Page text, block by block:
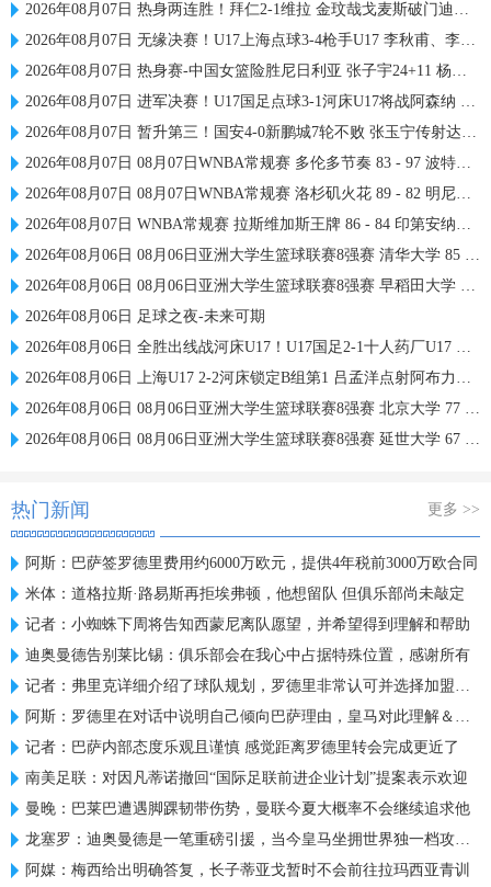
2026年08月07日 热身两连胜！拜仁2-1维拉 金玟哉戈麦斯破门迪亚斯替补建功
2026年08月07日 无缘决赛！U17上海点球3-4枪手U17 李秋甫、李文博失点王启戎扑点
2026年08月07日 热身赛-中国女篮险胜尼日利亚 张子宇24+11 杨舒予12+6
2026年08月07日 进军决赛！U17国足点球3-1河床U17将战阿森纳 江宇涵替补两扑点
2026年08月07日 暂升第三！国安4-0新鹏城7轮不败 张玉宁传射达万双响法比奥破门
2026年08月07日 08月07日WNBA常规赛 多伦多节奏 83 - 97 波特兰火焰 集锦
2026年08月07日 08月07日WNBA常规赛 洛杉矶火花 89 - 82 明尼苏达山猫 全场集锦
2026年08月07日 WNBA常规赛 拉斯维加斯王牌 86 - 84 印第安纳狂热 全场集锦
2026年08月06日 08月06日亚洲大学生篮球联赛8强赛 清华大学 85 - 81 菲律宾大学 集锦
2026年08月06日 08月06日亚洲大学生篮球联赛8强赛 早稻田大学 78 - 71 高丽大学 集锦
2026年08月06日 足球之夜-未来可期
2026年08月06日 全胜出线战河床U17！U17国足2-1十人药厂U17 赵松源登场1分钟传射
2026年08月06日 上海U17 2-2河床锁定B组第1 吕孟洋点射阿布力米破门 将战A组第2
2026年08月06日 08月06日亚洲大学生篮球联赛8强赛 北京大学 77 - 79 上海交通大学 集锦
2026年08月06日 08月06日亚洲大学生篮球联赛8强赛 延世大学 67 - 72 政治大学 集锦
热门新闻 更多 >>
阿斯：巴萨签罗德里费用约6000万欧元，提供4年税前3000万欧合同
米体：道格拉斯·路易斯再拒埃弗顿，他想留队 但俱乐部尚未敲定
记者：小蜘蛛下周将告知西蒙尼离队愿望，并希望得到理解和帮助
迪奥曼德告别莱比锡：俱乐部会在我心中占据特殊位置，感谢所有
记者：弗里克详细介绍了球队规划，罗德里非常认可并选择加盟巴萨
阿斯：罗德里在对话中说明自己倾向巴萨理由，皇马对此理解＆祝好
记者：巴萨内部态度乐观且谨慎 感觉距离罗德里转会完成更近了
南美足联：对因凡蒂诺撤回“国际足联前进企业计划”提案表示欢迎
曼晚：巴莱巴遭遇脚踝韧带伤势，曼联今夏大概率不会继续追求他
龙塞罗：迪奥曼德是一笔重磅引援，当今皇马坐拥世界独一档攻击线
阿媒：梅西给出明确答复，长子蒂亚戈暂时不会前往拉玛西亚青训